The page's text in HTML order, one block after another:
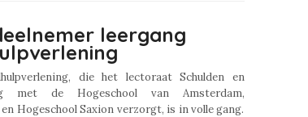
leergang
die het lectoraat Schulden en
met de Hogeschool van Amsterdam,
Hogeschool Saxion verzorgt, is in volle gang.